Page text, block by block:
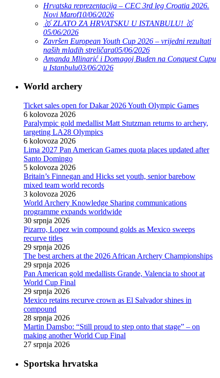
Hrvatska reprezentacija – CEC 3rd leg Croatia 2026.
Novi Marof10/06/2026
🥇 ZLATO ZA HRVATSKU U ISTANBULU! 🥇
05/06/2026
Završen European Youth Cup 2026 – vrijedni rezultati
naših mladih streličara05/06/2026
Amanda Mlinarić i Domagoj Buden na Conquest Cupu
u Istanbulu03/06/2026
World archery
Ticket sales open for Dakar 2026 Youth Olympic Games
6 kolovoza 2026
Paralympic gold medallist Matt Stutzman returns to archery,
targeting LA28 Olympics
6 kolovoza 2026
Lima 2027 Pan American Games quota places updated after
Santo Domingo
5 kolovoza 2026
Britain’s Finnegan and Hicks set youth, senior barebow
mixed team world records
3 kolovoza 2026
World Archery Knowledge Sharing communications
programme expands worldwide
30 srpnja 2026
Pizarro, Lopez win compound golds as Mexico sweeps
recurve titles
29 srpnja 2026
The best archers at the 2026 African Archery Championships
29 srpnja 2026
Pan American gold medallists Grande, Valencia to shoot at
World Cup Final
29 srpnja 2026
Mexico retains recurve crown as El Salvador shines in
compound
28 srpnja 2026
Martin Damsbo: “Still proud to step onto that stage” – on
making another World Cup Final
27 srpnja 2026
Sportska hrvatska